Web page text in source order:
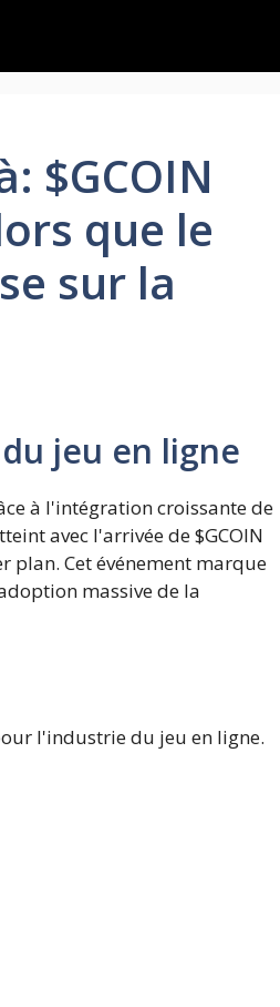
$GCOIN
que le
sur la
jeu en ligne
à l'intégration croissante de
avec l'arrivée de $GCOIN
plan. Cet événement marque
massive de la
l'industrie du jeu en ligne.